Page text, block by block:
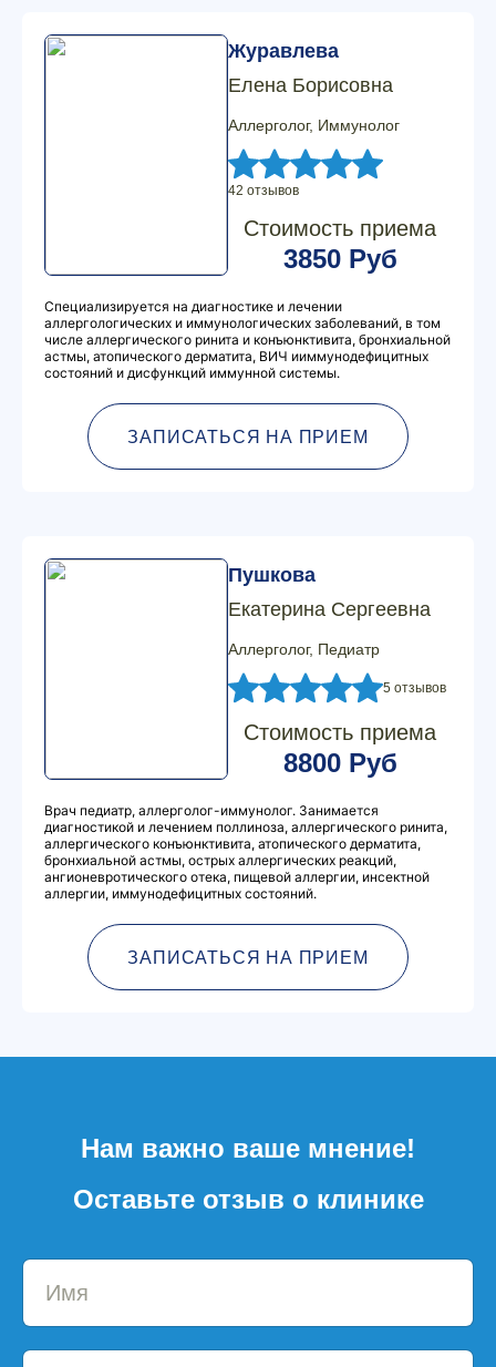
Журавлева
Елена Борисовна
Аллерголог, Иммунолог
42 отзывов
Стоимость приема
3850 Руб
Специализируется на диагностике и лечении
аллергологических и иммунологических заболеваний, в том
числе аллергического ринита и конъюнктивита, бронхиальной
астмы, атопического дерматита, ВИЧ ииммунодефицитных
состояний и дисфункций иммунной системы.
ЗАПИСАТЬСЯ НА ПРИЕМ
Пушкова
Екатерина Сергеевна
Аллерголог, Педиатр
5 отзывов
Стоимость приема
8800 Руб
Врач педиатр, аллерголог-иммунолог. Занимается
диагностикой и лечением поллиноза, аллергического ринита,
аллергического конъюнктивита, атопического дерматита,
бронхиальной астмы, острых аллергических реакций,
ангионевротического отека, пищевой аллергии, инсектной
аллергии, иммунодефицитных состояний.
ЗАПИСАТЬСЯ НА ПРИЕМ
Нам важно ваше мнение!
Оставьте отзыв о клинике